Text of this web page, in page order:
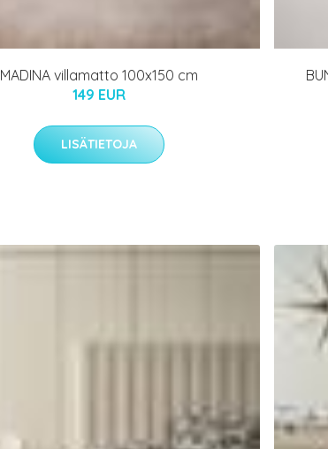
MADINA villamatto 100x150 cm
149 EUR
LISÄTIETOJA